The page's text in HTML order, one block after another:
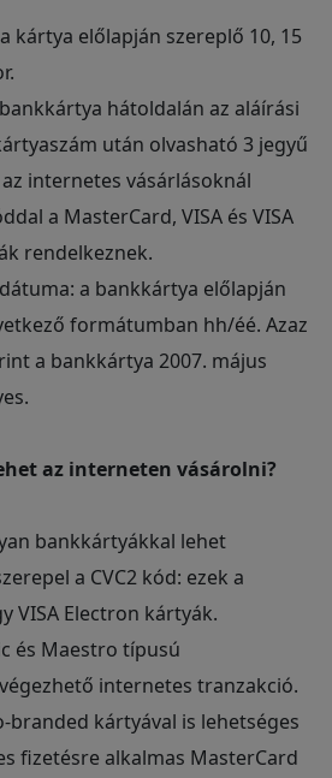
kártya előlapján szereplő 10, 15
bankkártya hátoldalán az aláírási
után olvasható 3 jegyű
internetes vásárlásoknál
a MasterCard, VISA és VISA
rendelkeznek.
a bankkártya előlapján
formátumban hh/éé. Azaz
a bankkártya 2007. május
az interneten vásárolni?
bankkártyákkal lehet
a CVC2 kód: ezek a
VISA Electron kártyák.
és Maestro típusú
internetes tranzakció.
branded kártyával is lehetséges
fizetésre alkalmas MasterCard